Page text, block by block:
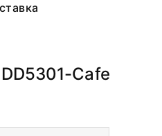
Cafe